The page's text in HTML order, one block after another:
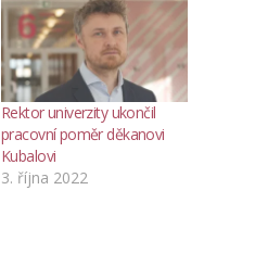
Rektor univerzity ukončil
pracovní poměr děkanovi
Kubalovi
3. října 2022